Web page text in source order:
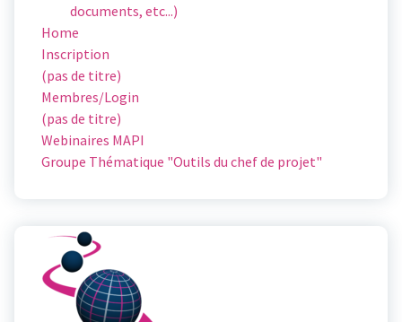
documents, etc...)
Home
Inscription
(pas de titre)
Membres/Login
(pas de titre)
Webinaires MAPI
Groupe Thématique "Outils du chef de projet"